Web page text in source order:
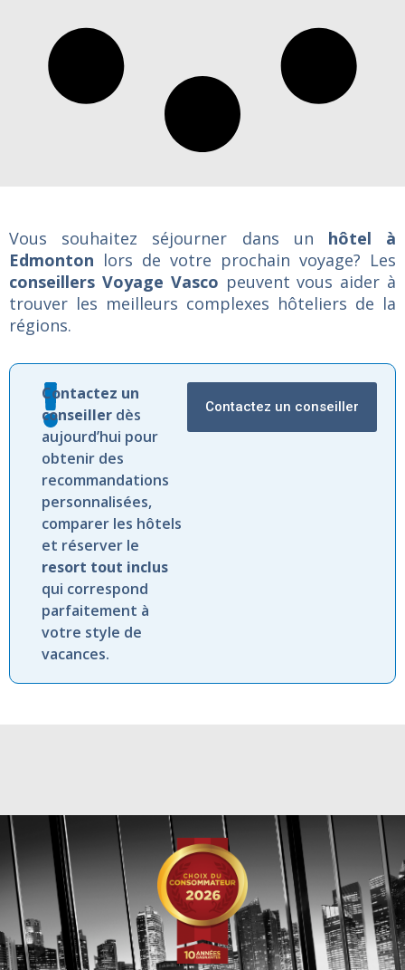
Vous souhaitez séjourner dans un hôtel à
Edmonton lors de votre prochain voyage? Les
conseillers Voyage Vasco peuvent vous aider à
trouver les meilleurs complexes hôteliers de la
régions.
Contactez un
conseiller dès
aujourd’hui pour
obtenir des
recommandations
personnalisées,
comparer les hôtels
et réserver le
resort tout inclus
qui correspond
parfaitement à
votre style de
vacances.
Contactez un conseiller